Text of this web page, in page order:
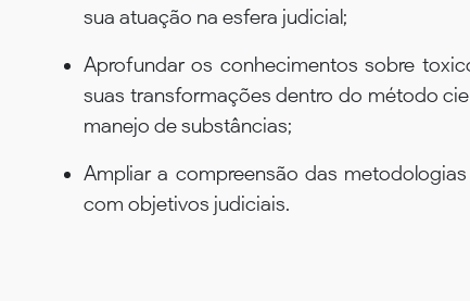
sua atuação na esfera judicial;
Aprofundar os conhecimentos sobre
suas transformações dentro do método
manejo de substâncias;
Ampliar a compreensão das
com objetivos judiciais.